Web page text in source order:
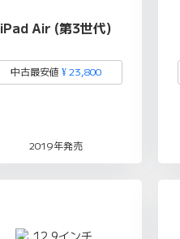
iPad Air (第3世代)
中古最安値 ¥ 23,800
2019年発売